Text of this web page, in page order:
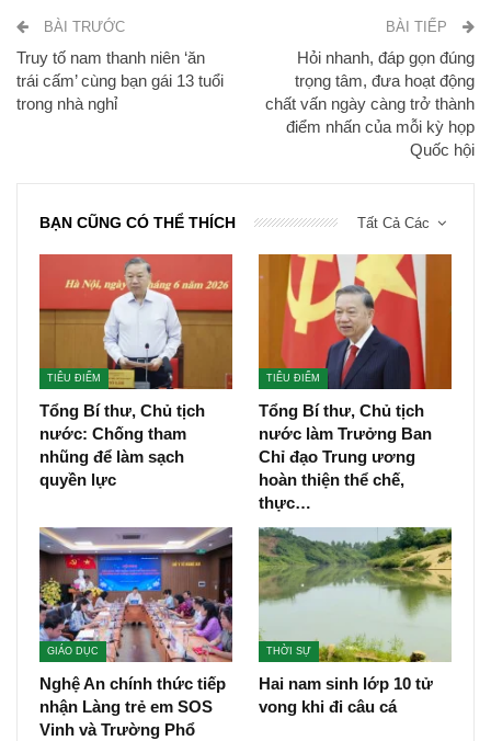
BÀI TRƯỚC
Truy tố nam thanh niên ‘ăn
trái cấm’ cùng bạn gái 13 tuổi
trong nhà nghỉ
BÀI TIẾP
Hỏi nhanh, đáp gọn đúng
trọng tâm, đưa hoạt động
chất vấn ngày càng trở thành
điểm nhấn của mỗi kỳ họp
Quốc hội
Tất Cả Các
BẠN CŨNG CÓ THỂ THÍCH
TIÊU ĐIỂM
Tổng Bí thư, Chủ tịch
nước: Chống tham
nhũng để làm sạch
quyền lực
TIÊU ĐIỂM
Tổng Bí thư, Chủ tịch
nước làm Trưởng Ban
Chỉ đạo Trung ương
hoàn thiện thể chế,
thực…
GIÁO DỤC
Nghệ An chính thức tiếp
nhận Làng trẻ em SOS
Vinh và Trường Phổ
THỜI SỰ
Hai nam sinh lớp 10 tử
vong khi đi câu cá